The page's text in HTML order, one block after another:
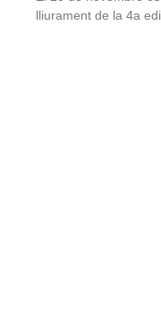
lliurament de la 4a